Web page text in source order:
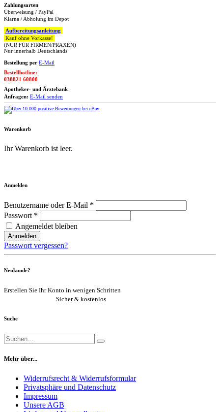
Zahlungsarten
Überweisung / PayPal
Klarna / Abholung im Depot
Aufbereitungsanleitung
Kauf ohne Vorkasse!
(NUR FÜR FIRMEN/PRAXEN)
Nur innerhalb Deutschlands
Bestellung per E-Mail
Bestellhotline:
038821 60800
Apotheker- und Ärztebank
Anfragen: E-Mail senden
Warenkorb
Ihr Warenkorb ist leer.
Anmelden
Benutzername oder E-Mail *
Passwort *
Angemeldet bleiben
Anmelden
Passwort vergessen?
Neukunde?
Erstellen Sie Ihr Konto in wenigen Schritten
Sicher & kostenlos
Suche
Mehr über...
Widerrufsrecht & Widerrufsformular
Privatsphäre und Datenschutz
Impressum
Unsere AGB